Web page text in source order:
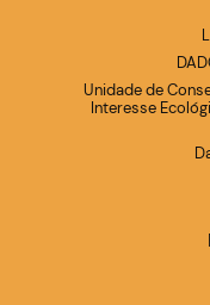
Unidade de
Interesse